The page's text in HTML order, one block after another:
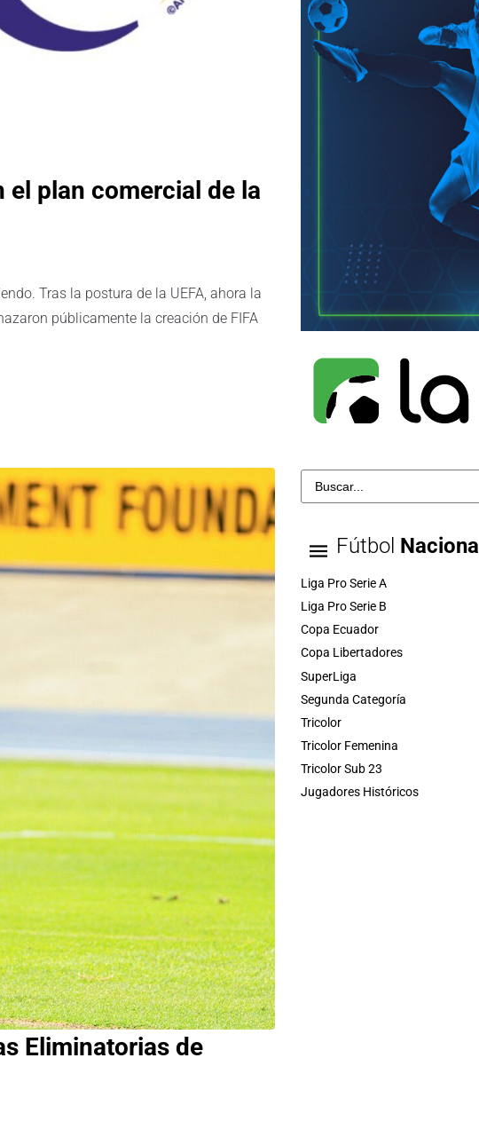
el plan comercial de la
Tras la postura de la UEFA, ahora la
públicamente la creación de FIFA
Eliminatorias de
Fútbol Nacional
Liga Pro Serie A
Liga Pro Serie B
Copa Ecuador
Copa Libertadores
SuperLiga
Segunda Categoría
Tricolor
Tricolor Femenina
Tricolor Sub 23
Jugadores Históricos